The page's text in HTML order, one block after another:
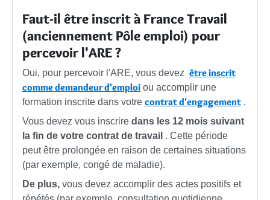
Faut-il être inscrit à France Travail
(anciennement Pôle emploi) pour
percevoir l'ARE ?
Oui, pour percevoir l'ARE, vous devez être inscrit
comme demandeur d'emploi ou accomplir une
formation inscrite dans votre contrat d'engagement .
Vous devez vous inscrire dans les 12 mois suivant
la fin de votre contrat de travail . Cette période
peut être prolongée en raison de certaines situations
(par exemple, congé de maladie).
De plus, vous devez accomplir des actes positifs et